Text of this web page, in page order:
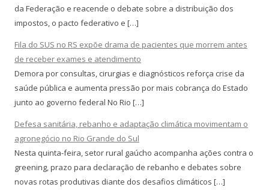
da Federação e reacende o debate sobre a distribuição dos
impostos, o pacto federativo e […]
Fila do SUS no RS expõe drama de pacientes que morrem antes
de receber exames e atendimento
Demora por consultas, cirurgias e diagnósticos reforça crise da
saúde pública e aumenta pressão por mais cobrança do Estado
junto ao governo federal No Rio […]
Defesa sanitária, rebanho e adaptação climática movimentam o
agronegócio no Rio Grande do Sul
Nesta quinta-feira, setor rural gaúcho acompanha ações contra o
greening, prazo para declaração de rebanho e debates sobre
novas rotas produtivas diante dos desafios climáticos […]